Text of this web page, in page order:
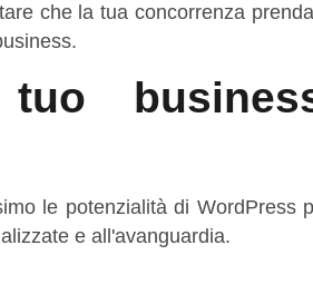
che la tua concorrenza
le potenzialità di WordPress
e all'avanguardia.